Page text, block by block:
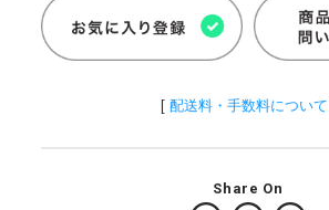
[ 配送料・手数料について
Share On